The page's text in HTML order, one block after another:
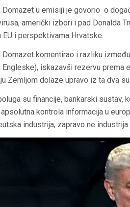
Domazet u emisiji je govorio o
američki izbori i pad Donalda
EU i perspektivama Hrvatske.
Domazet komentirao i razliku
Engleske), iskazavši rezervu prema
Zemljom dolaze upravo iz ta dva
su financije, bankarski sustav,
kontrola informacija u
industrija, zapravo ne